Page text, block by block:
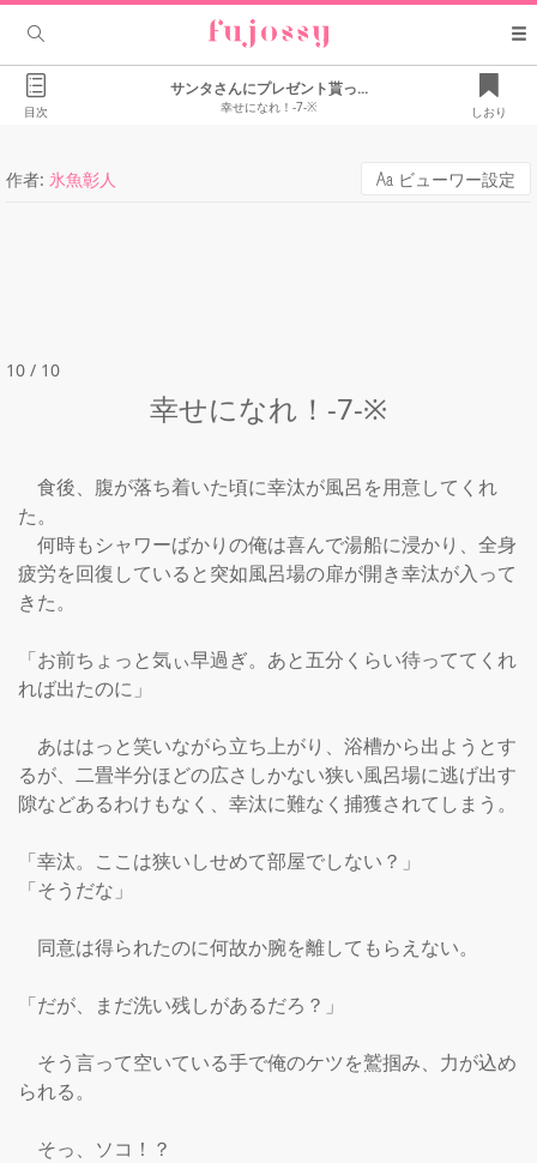
目次
サンタさんにプレゼント貰っ...
幸せになれ！-7-※ しおり
作者: 氷魚彰人 ビューワー設定
10 / 10
幸せになれ！-7-※
食後、腹が落ち着いた頃に幸汰が風呂を用意してくれ
た。
何時もシャワーばかりの俺は喜んで湯船に浸かり、全身
疲労を回復していると突如風呂場の扉が開き幸汰が入って
きた。
「お前ちょっと気ぃ早過ぎ。あと五分くらい待っててくれ
れば出たのに」
あははっと笑いながら立ち上がり、浴槽から出ようとす
るが、二畳半分ほどの広さしかない狭い風呂場に逃げ出す
隙などあるわけもなく、幸汰に難なく捕獲されてしまう。
「幸汰。ここは狭いしせめて部屋でしない？」
「そうだな」
同意は得られたのに何故か腕を離してもらえない。
「だが、まだ洗い残しがあるだろ？」
そう言って空いている手で俺のケツを鷲掴み、力が込め
られる。
そっ、ソコ！？